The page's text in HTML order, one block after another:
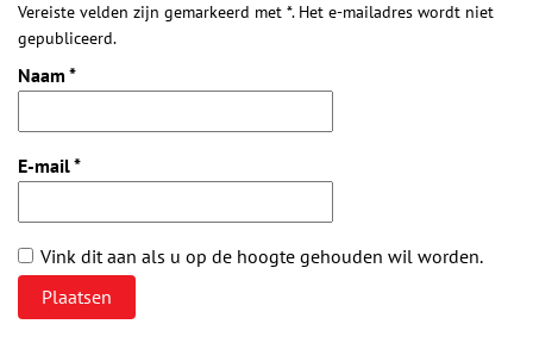
Vereiste velden zijn gemarkeerd met *. Het e-mailadres wordt niet
gepubliceerd.
Naam *
E-mail*
Vink dit aan als u op de hoogte gehouden wil worden.